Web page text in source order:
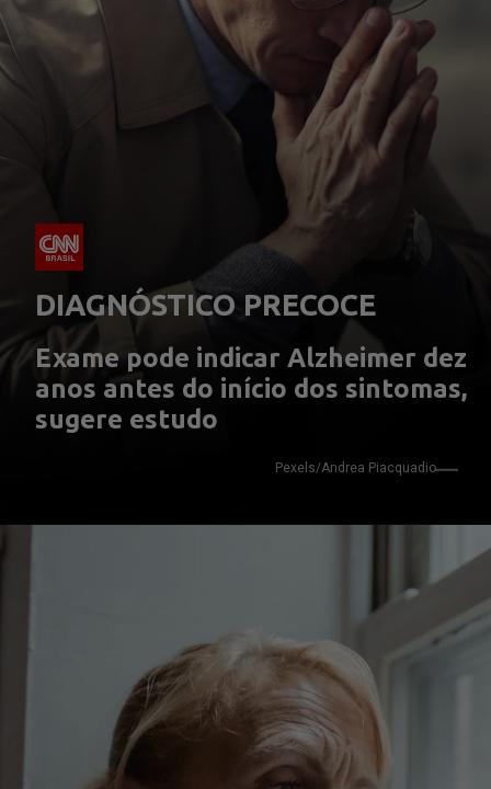
DIAGNÓSTICO PRECOCE
Pexels/Andrea Piacquadio
Exame pode indicar Alzheimer dez
anos antes do início dos sintomas,
sugere estudo